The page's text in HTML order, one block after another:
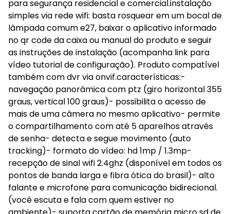
para segurança residencial e comercial.instalação
simples via rede wifi: basta rosquear em um bocal de
lâmpada comum e27, baixar o aplicativo informado
no qr code da caixa ou manual do produto e seguir
as instruções de instalação (acompanha link para
vídeo tutorial de configuração). Produto compatível
também com dvr via onvif.características:-
navegação panorâmica com ptz (giro horizontal 355
graus, vertical 100 graus)- possibilita o acesso de
mais de uma câmera no mesmo aplicativo- permite
o compartilhamento com até 5 aparelhos através
de senha- detecta e segue movimento (auto
tracking)- formato do vídeo: hd 1mp / 1.3mp-
recepção de sinal wifi 2.4ghz (disponível em todos os
pontos de banda larga e fibra ótica do brasil)- alto
falante e microfone para comunicação bidirecional.
(você escuta e fala com quem estiver no